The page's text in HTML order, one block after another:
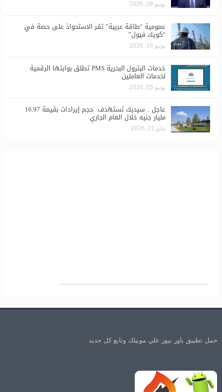
يونيو 28, 2026
​عمومية “طاقة عربية” تقر الاستحواذ على حصة في
“كويك فيول”
يونيو 16, 2026
خدمات البترول البحرية PMS تطلق بوابتها الرقمية
لخدمات العاملين
يونيو 05, 2026
عاجل .. سيدبك تستهدف حجم إيرادات بقيمة 16.97
مليار جنيه خلال العام الجاري
مايو 21, 2026
حمل تطبيق باور نيوز علي موبيلك وتابع كل جديد